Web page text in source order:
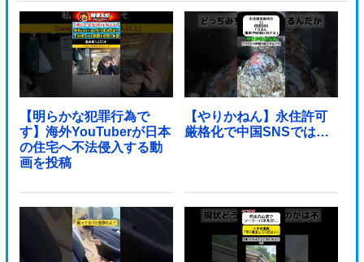
【明らかな犯罪行為で
す】海外YouTuberが日本
の住宅へ不法侵入する動
画を投稿
【やりかねん】永住許可
厳格化で中国SNSでは…